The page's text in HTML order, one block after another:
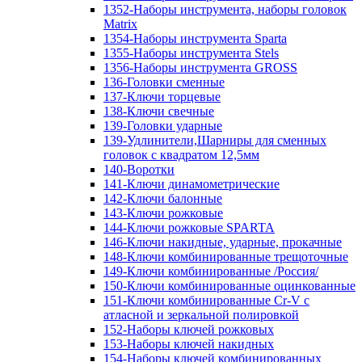
1352-Наборы инструмента, наборы головок
Matrix
1354-Наборы инструмента Sparta
1355-Наборы инструмента Stels
1356-Наборы инструмента GROSS
136-Головки сменные
137-Ключи торцевые
138-Ключи свечные
139-Головки ударные
139-Удлинители,Шарниры для сменных
головок с квадратом 12,5мм
140-Воротки
141-Ключи динамометрические
142-Ключи балонные
143-Ключи рожковые
144-Ключи рожковые SPARTA
146-Ключи накидные, ударные, прокачные
148-Ключи комбинированные трещоточные
149-Ключи комбинированные /Россия/
150-Ключи комбинированные оцинкованные
151-Ключи комбинированные Cr-V с
атласной и зеркальной полировкой
152-Наборы ключей рожковых
153-Наборы ключей накидных
154-Наборы ключей комбинированных